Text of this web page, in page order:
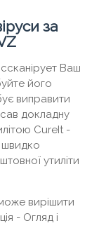
за
Ваш
його
виправити
докладну
CureIt -
швидко
утиліти
вирішити
- Огляд і